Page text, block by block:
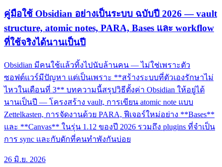
คู่มือใช้ Obsidian อย่างเป็นระบบ ฉบับปี 2026 — vault
structure, atomic notes, PARA, Bases และ workflow
ที่ใช้จริงได้นานเป็นปี
Obsidian มีคนใช้แล้วทิ้งไปนับล้านคน — ไม่ใช่เพราะตัว
ซอฟต์แวร์มีปัญหา แต่เป็นเพราะ **สร้างระบบที่ตัวเองรักษาไม่
ไหวในเดือนที่ 3** บทความนี้สรุปวิธีตั้งค่า Obsidian ให้อยู่ได้
นานเป็นปี — โครงสร้าง vault, การเขียน atomic note แบบ
Zettelkasten, การจัดงานด้วย PARA, ฟีเจอร์ใหม่อย่าง **Bases**
และ **Canvas** ในรุ่น 1.12 ของปี 2026 รวมถึง plugins ที่จำเป็น
การ sync และกับดักที่คนทำพังกันบ่อย
26 มิ.ย. 2026